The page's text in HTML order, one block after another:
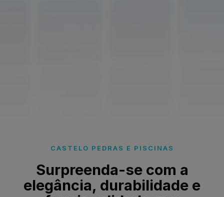
CASTELO PEDRAS E PISCINAS
Surpreenda-se com a
elegância, durabilidade e